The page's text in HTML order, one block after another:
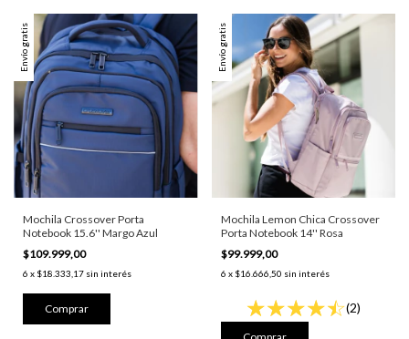
Envío gratis
Mochila Crossover Porta
Notebook 15.6'' Margo Azul
$109.999,00
6 x $18.333,17 sin interés
Envío gratis
Mochila Lemon Chica Crossover
Porta Notebook 14'' Rosa
$99.999,00
6 x $16.666,50 sin interés
(2)